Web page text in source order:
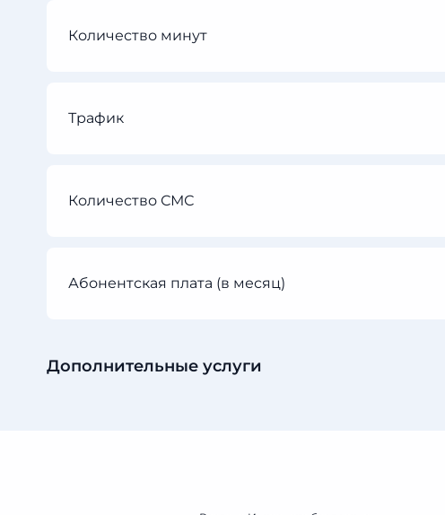
Количество минут
Трафик
Количество СМС
Абонентская плата (в месяц)
Дополнительные услуги